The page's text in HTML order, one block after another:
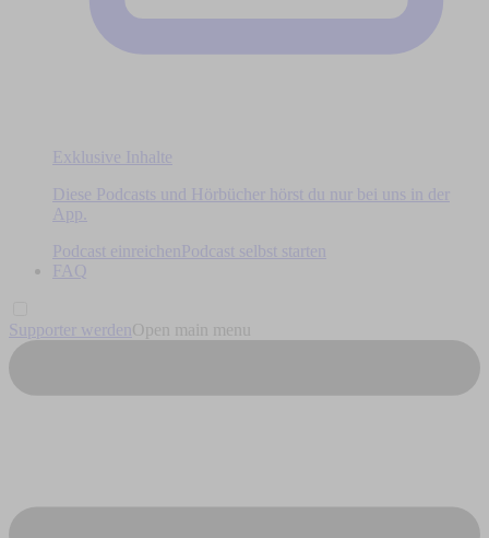
Exklusive Inhalte
Diese Podcasts und Hörbücher hörst du nur bei uns in der
App.
Podcast einreichen
Podcast selbst starten
FAQ
Supporter werden Open main menu